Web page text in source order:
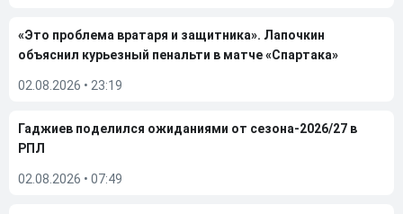
«Это проблема вратаря и защитника». Лапочкин
объяснил курьезный пенальти в матче «Спартака»
02.08.2026 • 23:19
Гаджиев поделился ожиданиями от сезона-2026/27 в
РПЛ
02.08.2026 • 07:49